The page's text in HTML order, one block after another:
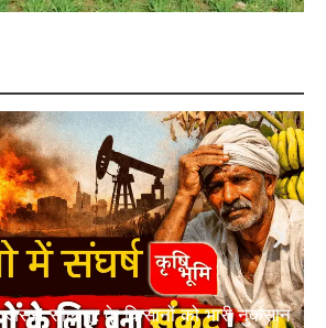
असर! सोलापुर के किसानों को भारी नुकसान